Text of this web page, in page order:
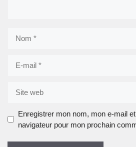
mail
web
Enregistrer mon nom, mon e-mail
navigateur pour mon prochain